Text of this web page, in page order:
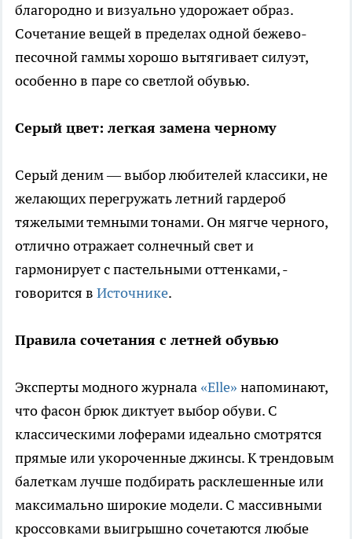
благородно и визуально удорожает образ.
Сочетание вещей в пределах одной бежево-
песочной гаммы хорошо вытягивает силуэт,
особенно в паре со светлой обувью.
Серый цвет: легкая замена черному
Серый деним — выбор любителей классики, не
желающих перегружать летний гардероб
тяжелыми темными тонами. Он мягче черного,
отлично отражает солнечный свет и
гармонирует с пастельными оттенками, -
говорится в Источнике.
Правила сочетания с летней обувью
Эксперты модного журнала «Elle» напоминают,
что фасон брюк диктует выбор обуви. С
классическими лоферами идеально смотрятся
прямые или укороченные джинсы. К трендовым
балеткам лучше подбирать расклешенные или
максимально широкие модели. С массивными
кроссовками выигрышно сочетаются любые